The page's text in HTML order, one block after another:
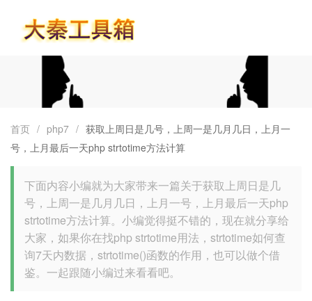
首页 / php7 / 获取上周日是几号，上周一是几月几日，上月一
号，上月最后一天php strtotime方法计算
下面内容小编就为大家带来一篇关于获取上周日是几
号，上周一是几月几日，上月一号，上月最后一天php
strtotime方法计算。小编觉得挺不错的，现在就分享给
大家，如果你在找php strtotime用法，strtotime如何查
询7天内数据，strtotime()函数的作用，也可以做个借
鉴。一起跟随小编过来看看吧。